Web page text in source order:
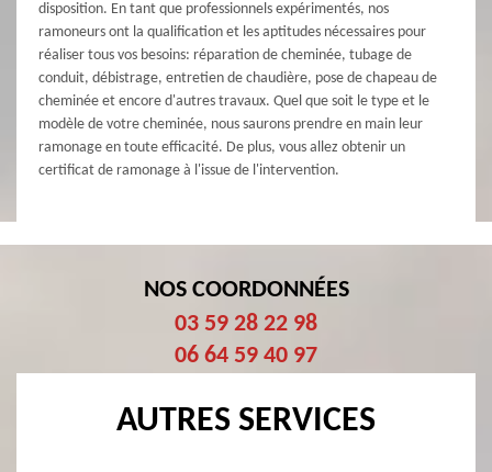
disposition. En tant que professionnels expérimentés, nos
ramoneurs ont la qualification et les aptitudes nécessaires pour
réaliser tous vos besoins: réparation de cheminée, tubage de
conduit, débistrage, entretien de chaudière, pose de chapeau de
cheminée et encore d'autres travaux. Quel que soit le type et le
modèle de votre cheminée, nous saurons prendre en main leur
ramonage en toute efficacité. De plus, vous allez obtenir un
certificat de ramonage à l'issue de l'intervention.
NOS COORDONNÉES
03 59 28 22 98
06 64 59 40 97
AUTRES SERVICES